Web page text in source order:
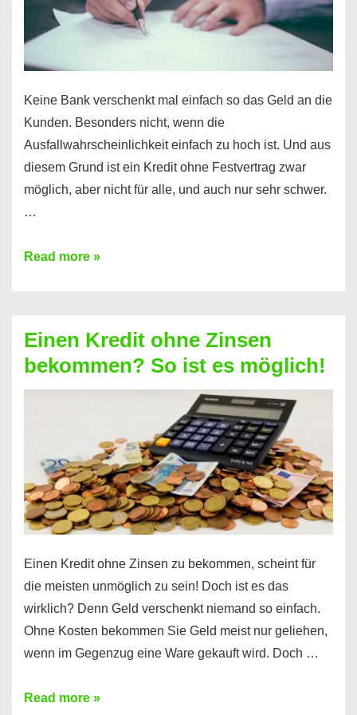
möglich!
Keine Bank verschenkt mal einfach so das Geld an die
Kunden. Besonders nicht, wenn die
Ausfallwahrscheinlichkeit einfach zu hoch ist. Und aus
diesem Grund ist ein Kredit ohne Festvertrag zwar
möglich, aber nicht für alle, und auch nur sehr schwer.
…
Ist
Festvertrag
für
jeden
erfahren
Sie
es
Read more »
Einen Kredit ohne Zinsen
bekommen? So ist es möglich!
Einen Kredit ohne Zinsen zu bekommen, scheint für
die meisten unmöglich zu sein! Doch ist es das
wirklich? Denn Geld verschenkt niemand so einfach.
Ohne Kosten bekommen Sie Geld meist nur geliehen,
wenn im Gegenzug eine Ware gekauft wird. Doch …
Einen
Read more »